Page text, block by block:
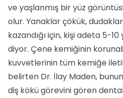
ve yaşlanmış bir yüz
olur. Yanaklar çökük,
kazandığı için, kişi adeta 5-
diyor. Çene kemiğinin
kuvvetlerinin tüm kemiğe
belirten Dr. İlay Maden,
diş kökü görevini gören